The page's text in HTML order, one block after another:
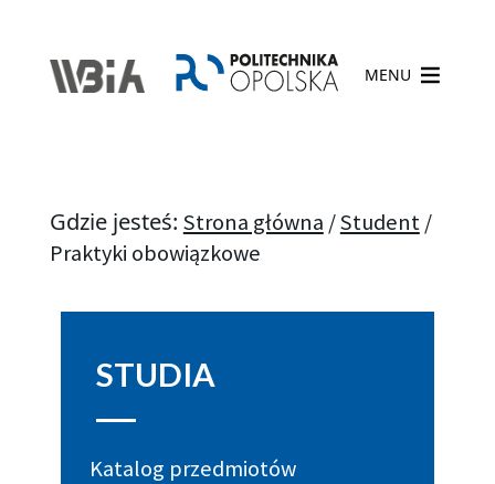
MENU
Gdzie jesteś: Strona główna /Student/
Praktyki obowiązkowe
STUDIA
Katalog przedmiotów